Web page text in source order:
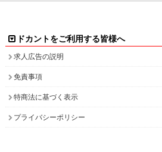
求人広告の説明
免責事項
特商法に基づく表示
プライバシーポリシー